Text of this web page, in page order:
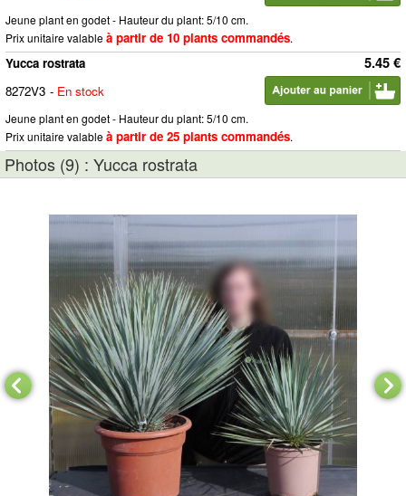
Jeune plant en godet - Hauteur du plant: 5/10 cm.
Prix unitaire valableà partir de 10 plants commandés.
5.45 €
Yucca rostrata
8272V3 - En stock
Jeune plant en godet - Hauteur du plant: 5/10 cm.
Prix unitaire valableà partir de 25 plants commandés.
Photos (9) : Yucca rostrata